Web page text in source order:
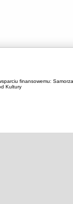
finansowemu:
Kultury